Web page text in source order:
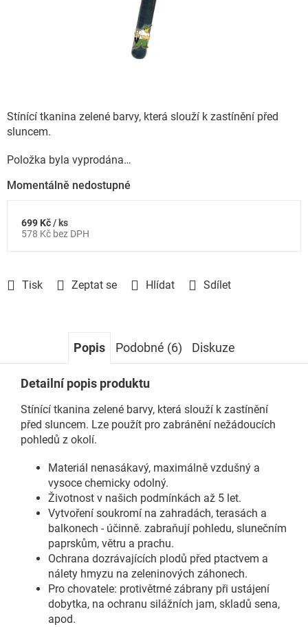
Momentálně nedostupné
Položka byla vyprodána…
Stínící tkanina zelené barvy, která slouží k zastínění před
sluncem.
Tisk Zeptat se Hlídat Sdílet
699 Kč/ ks
578 Kč bez DPH
Měrná
Popis Podobné (6) Diskuze
Detailní popis produktu
Stínící tkanina zelené barvy, která slouží k zastínění
před sluncem. Lze použít pro zabránění nežádoucích
pohledů z okolí.
Materiál nenasákavý, maximálně vzdušný a
vysoce chemicky odolný.
Životnost v našich podmínkách až 5 let.
Vytvoření soukromí na zahradách, terasách a
balkonech - účinně. zabraňují pohledu, slunečním
paprskům, větru a prachu.
Ochrana dozrávajících plodů před ptactvem a
nálety hmyzu na zeleninových záhonech.
Pro chovatele: protivětrné zábrany při ustájení
dobytka, na ochranu silážních jam, skladů sena,
apod.